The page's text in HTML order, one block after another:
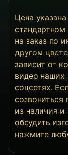
Цена
стандартном
на заказ по
другом
зависит от
видео наших
соцсетях.
созвониться
из наличия
обсудить
нажмите